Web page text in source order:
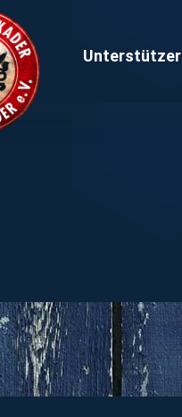
Unterstützer